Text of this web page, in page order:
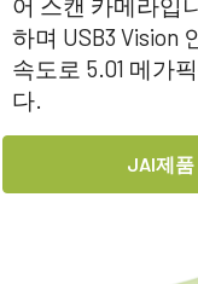
하며 USB3 Vision
속도로 5.01 메가
다.
JAI제